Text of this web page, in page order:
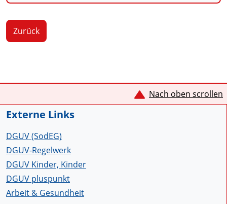
Zurück
Service Informationen Nach oben scrollen
Externe Links
DGUV (SodEG)
DGUV-Regelwerk
DGUV Kinder, Kinder
DGUV pluspunkt
Arbeit & Gesundheit